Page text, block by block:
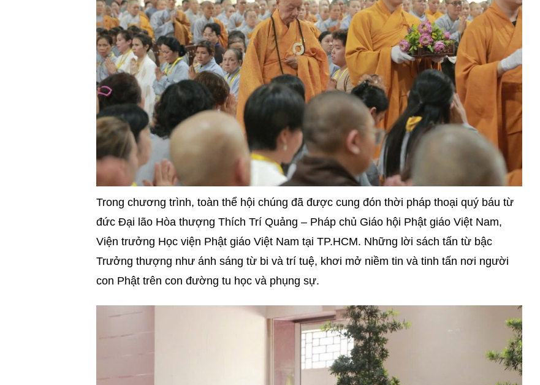
Trong chương trình, toàn thể hội chúng đã được cung đón thời pháp thoại quý báu từ
đức Đại lão Hòa thượng Thích Trí Quảng – Pháp chủ Giáo hội Phật giáo Việt Nam,
Viện trưởng Học viện Phật giáo Việt Nam tại TP.HCM. Những lời sách tấn từ bậc
Trưởng thượng như ánh sáng từ bi và trí tuệ, khơi mở niềm tin và tinh tấn nơi người
con Phật trên con đường tu học và phụng sự.